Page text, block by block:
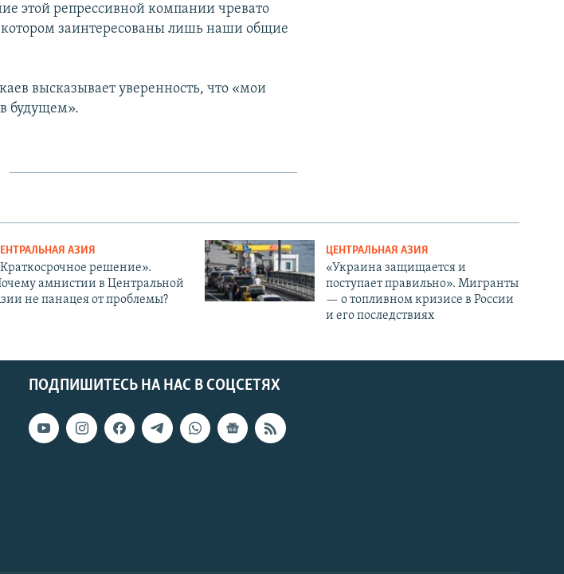
этой репрессивной компании чревато
заинтересованы лишь наши общие
высказывает уверенность, что «мои
будущем».
АЗИЯ
решение».
амнистии в Центральной
не панацея от проблемы?
ЦЕНТРАЛЬНАЯ АЗИЯ
«Украина защищается и
поступает правильно». Мигранты
— о топливном кризисе в России
и его последствиях
ПОДПИШИТЕСЬ НА НАС В СОЦСЕТЯХ